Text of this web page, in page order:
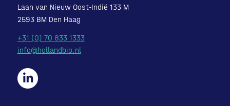
Laan van Nieuw Oost-Indië 133 M
2593 BM Den Haag
+31 (0) 70 833 1333
info@hollandbio.nl